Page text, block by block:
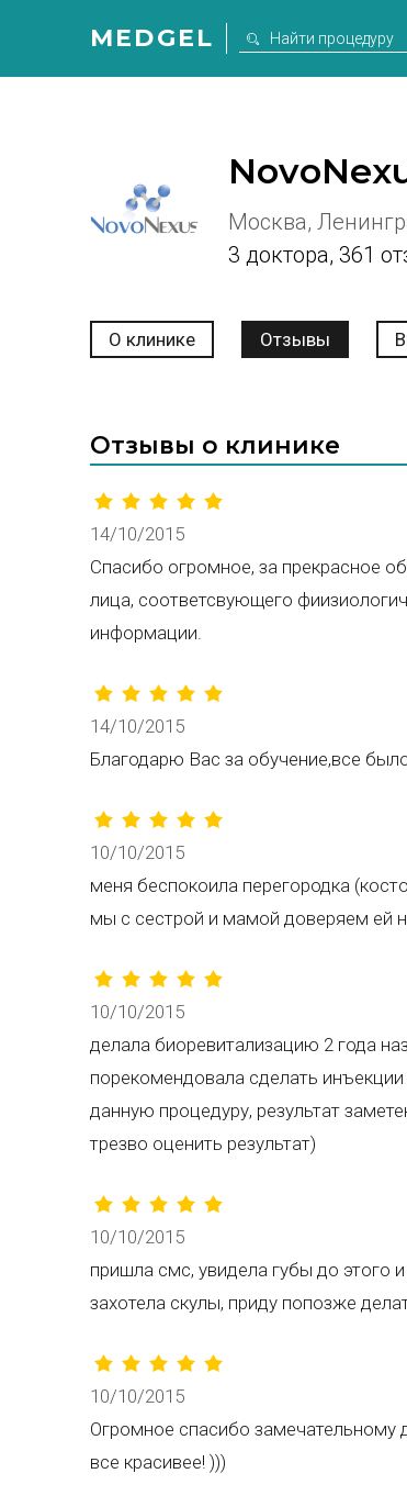
MEDGEL
Москва,
3 доктора, 361
О клинике Отзывы
Отзывы о клинике
14/10/2015
Спасибо огромное, за прекрасное
лица, соответсвующего
информации.
14/10/2015
Благодарю Вас за обучение,все
10/10/2015
меня беспокоила перегородка
мы с сестрой и мамой доверяем ей
10/10/2015
делала биоревитализацию 2 года
порекомендовала сделать
данную процедуру, результат
трезво оценить результат)
10/10/2015
пришла смс, увидела губы до этого
захотела скулы, приду попозже
10/10/2015
Огромное спасибо
все красивее! )))